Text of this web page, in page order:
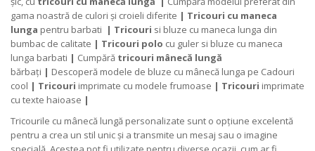
gama noastră de culori și croieli diferite | Tricouri cu maneca
lunga pentru barbati | Tricouri si bluze cu maneca lunga din
bumbac de calitate | Tricouri polo cu guler si bluze cu maneca
lunga barbati | Cumpără tricouri mânecă lungă
bărbați | Descoperă modele de bluze cu mânecă lunga pe Cadouri
cool | Tricouri imprimate cu modele frumoase | Tricouri imprimate
cu texte haioase |
Tricourile cu mânecă lungă personalizate sunt o opțiune excelentă
pentru a crea un stil unic și a transmite un mesaj sau o imagine